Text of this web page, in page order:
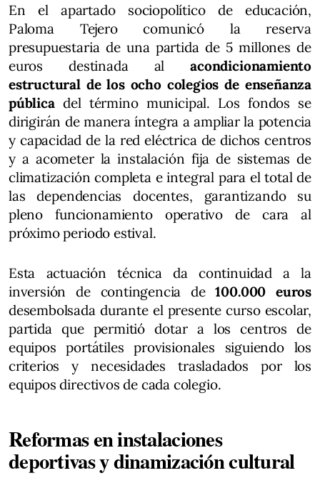
En el apartado sociopolítico de educación,
Paloma Tejero comunicó la reserva
presupuestaria de una partida de 5 millones de
euros destinada alacondicionamiento
estructural de los ocho colegios de enseñanza
públicadel término municipal. Los fondos se
dirigirán de manera íntegra a ampliar la potencia
y capacidad de la red eléctrica de dichos centros
y a acometer la instalación fija de sistemas de
climatización completa e integral para el total de
las dependencias docentes, garantizando su
pleno funcionamiento operativo de cara al
próximo periodo estival.
Esta actuación técnica da continuidad a la
inversión de contingencia de100.000 euros
desembolsada durante el presente curso escolar,
partida que permitió dotar a los centros de
equipos portátiles provisionales siguiendo los
criterios y necesidades trasladados por los
equipos directivos de cada colegio.
Reformas en instalaciones
deportivas y dinamización cultural